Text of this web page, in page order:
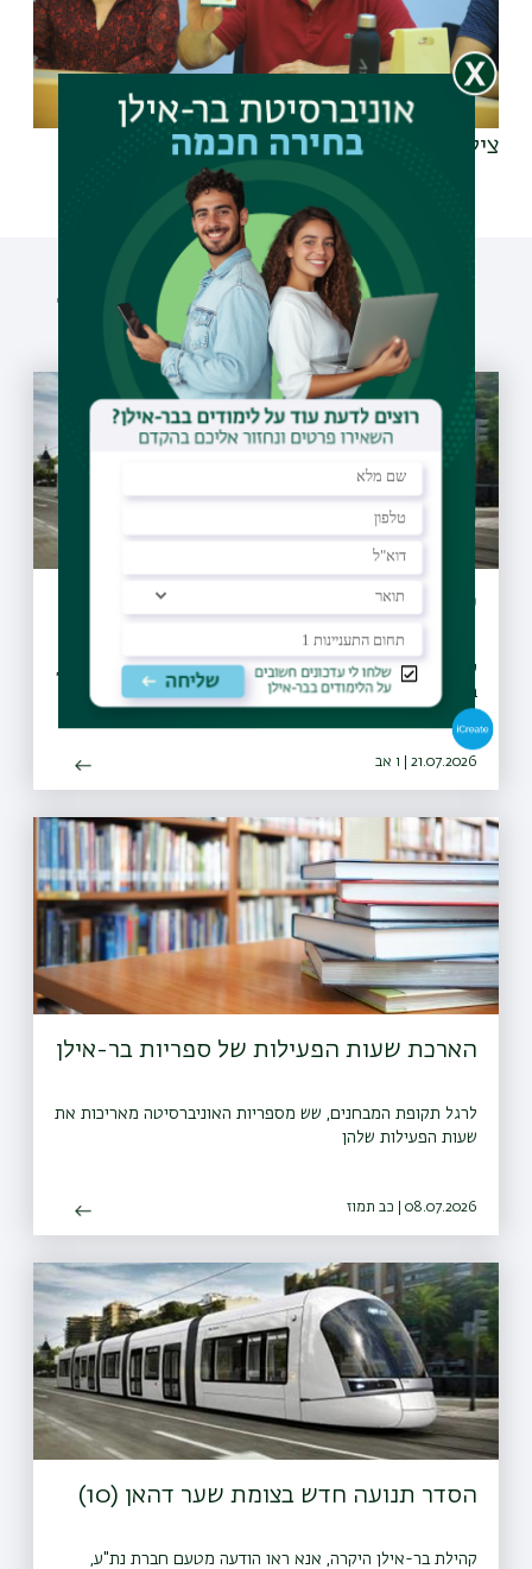
צילום: אלעד מלכה
עוד פרסומים שיעניינו אותך
עדכון הסדרי תנועה מחברת נת"ע
עבודות ליצירת הסדר חדש של תנועת כלי רכב ברחוב ז׳בוטינסקי,
בקטע שבין כיכר ישראל לרחוב אנצו סירני
21.07.2026 | ו אב
הארכת שעות הפעילות של ספריות בר-אילן
לרגל תקופת המבחנים, שש מספריות האוניברסיטה מאריכות את
שעות הפעילות שלהן
08.07.2026 | כב תמוז
הסדר תנועה חדש בצומת שער דהאן (10)
קהילת בר-אילן היקרה, אנא ראו הודעה מטעם חברת נת"ע,